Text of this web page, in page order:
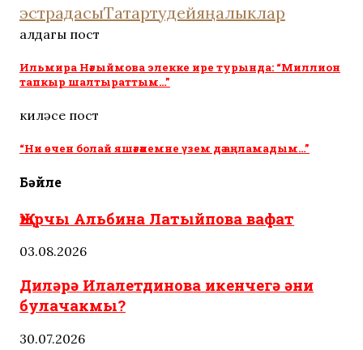
эстрадасыТатартудейяңалыклар
алдагы пост
Ильмира Нәгыймова элекке ире турында: “Миллион
тапкыр шалтыраттым…”
киләсе пост
“Ни өчен болай яшәгәнемне үзем дә аңламадым…”
Бәйле
Җырчы Альбина Латыйпова вафат
03.08.2026
Диләрә Илалетдинова икенчегә әни
булачакмы?
30.07.2026